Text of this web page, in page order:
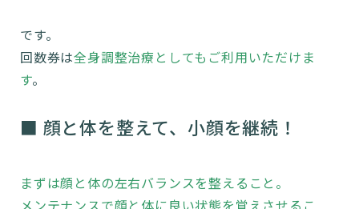
です。
回数券は全身調整治療としてもご利用いただけま
す。
■ 顔と体を整えて、小顔を継続！
まずは顔と体の左右バランスを整えること。
メンテナンスで顔と体に良い状態を覚えさせるこ